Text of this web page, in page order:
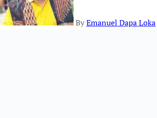
ByEmanuel Dapa Loka